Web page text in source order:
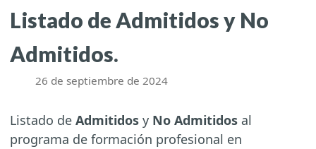
Listado de Admitidos y No
Admitidos.
26 de septiembre de 2024
Listado de AdmitidosyNo Admitidosal
programa de formación profesional en